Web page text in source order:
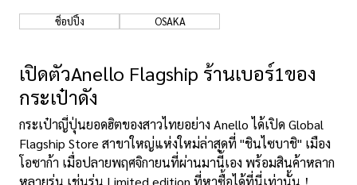
เกี่ยวกับเรา นโยบายเว็บไซต์
ช็อปปิ้ง OSAKA
เปิดตัวAnello Flagship ร้านเบอร์1ของ
กระเป๋าดัง
กระเป๋าญี่ปุ่นยอดฮิตของสาวไทยอย่าง Anello ได้เปิด Global
Flagship Store สาขาใหญ่แห่งใหม่ล่าสุดที่ "ชินไซบาชิ" เมือง
โอซาก้า เมื่อปลายพฤศจิกายนที่ผ่านมานี้เอง พร้อมสินค้าหลาก
หลายรุ่น เช่นรุ่น Limited edition ที่หาซื้อได้ที่นี่เท่านั้น！